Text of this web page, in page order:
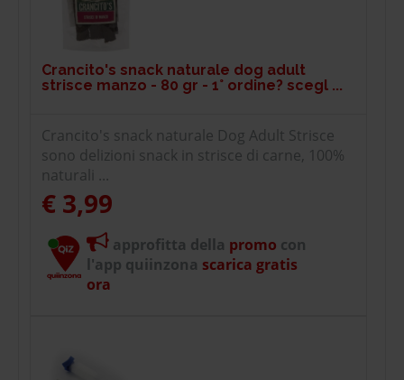
Crancito's snack naturale dog adult
strisce manzo - 80 gr - 1° ordine? scegl ...
Crancito's snack naturale Dog Adult Strisce
sono delizioni snack in strisce di carne, 100%
naturali ...
€ 3,99
approfitta della promo con
l'app quiinzona scarica gratis
ora